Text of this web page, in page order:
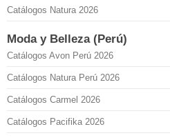
Catálogos Natura 2026
Moda y Belleza (Perú)
Catálogos Avon Perú 2026
Catálogos Natura Perú 2026
Catálogos Carmel 2026
Catálogos Pacifika 2026